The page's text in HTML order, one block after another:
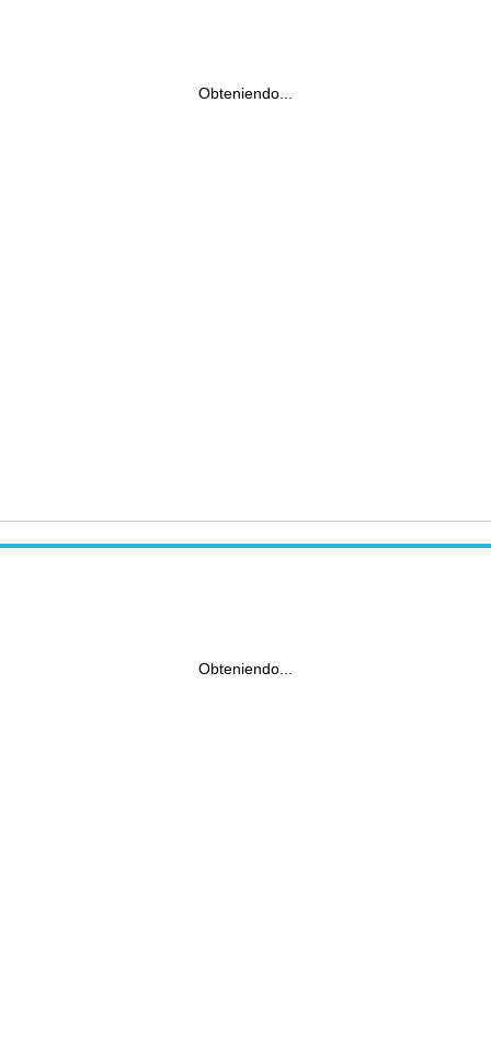
Obteniendo...
Obteniendo...